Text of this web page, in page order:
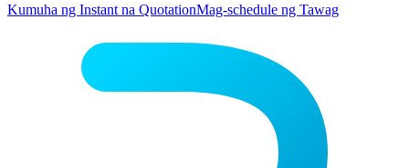
Kumuha ng Instant na QuotationMag-schedule ng Tawag